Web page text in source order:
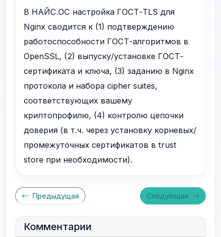
В НАЙС.ОС настройка ГОСТ-TLS для
Nginx сводится к (1) подтверждению
работоспособности ГОСТ-алгоритмов в
OpenSSL, (2) выпуску/установке ГОСТ-
сертификата и ключа, (3) заданию в Nginx
протокола и набора cipher suites,
соответствующих вашему
криптопрофилю, (4) контролю цепочки
доверия (в т.ч. через установку корневых/
промежуточных сертификатов в trust
store при необходимости).
Предыдущая Следующая
Комментарии